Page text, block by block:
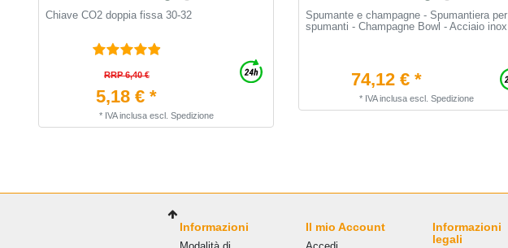
Chiave CO2 doppia fissa 30-32
RRP 6,40 €
5,18 € *
* IVA inclusaescl. Spedizione
Spumante e champagne - Spumantiera per
spumanti - Champagne Bowl - Acciaio inox
74,12 € *
* IVA inclusaescl. Spedizione
Informazioni Il mio Account
Informazioni
legali